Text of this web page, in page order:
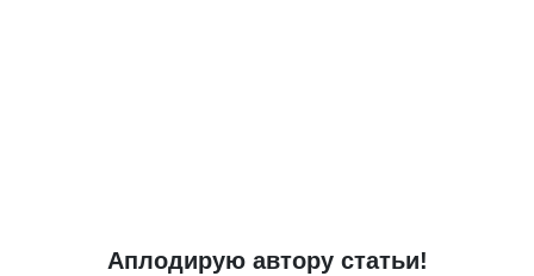
Аплодирую автору статьи!